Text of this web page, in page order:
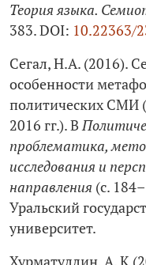
Теория языка.
383. DOI: 10.22363/
Сегал, Н.А. (2016).
особенности
политических СМИ
2016 гг.). В
проблематика,
исследования и
направления (с.
Уральский
университет.